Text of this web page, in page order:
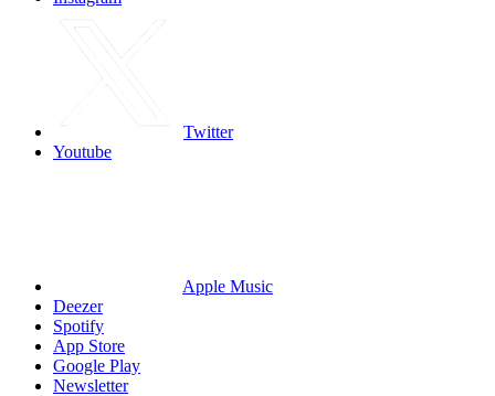
Twitter
Youtube
Apple Music
Deezer
Spotify
App Store
Google Play
Newsletter